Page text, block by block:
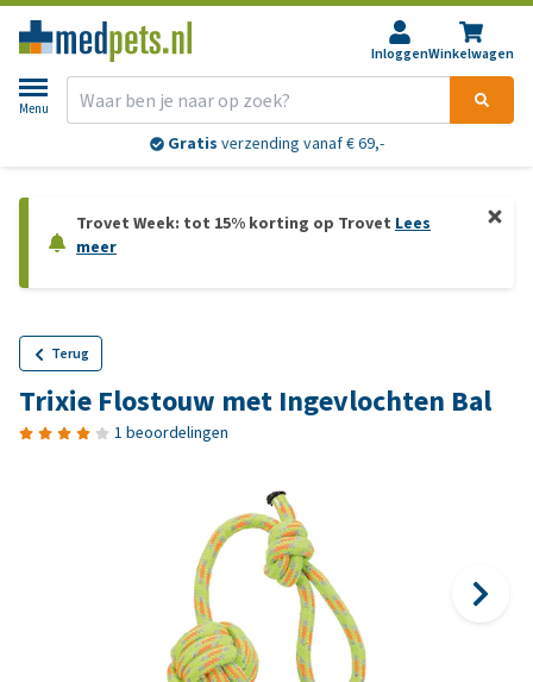
InloggenWinkelwagen
Menu
Gratis verzending vanaf € 69,-
Trovet Week: tot 15% korting op Trovet Lees
meer
Terug
Trixie Flostouw met Ingevlochten Bal
1 beoordelingen